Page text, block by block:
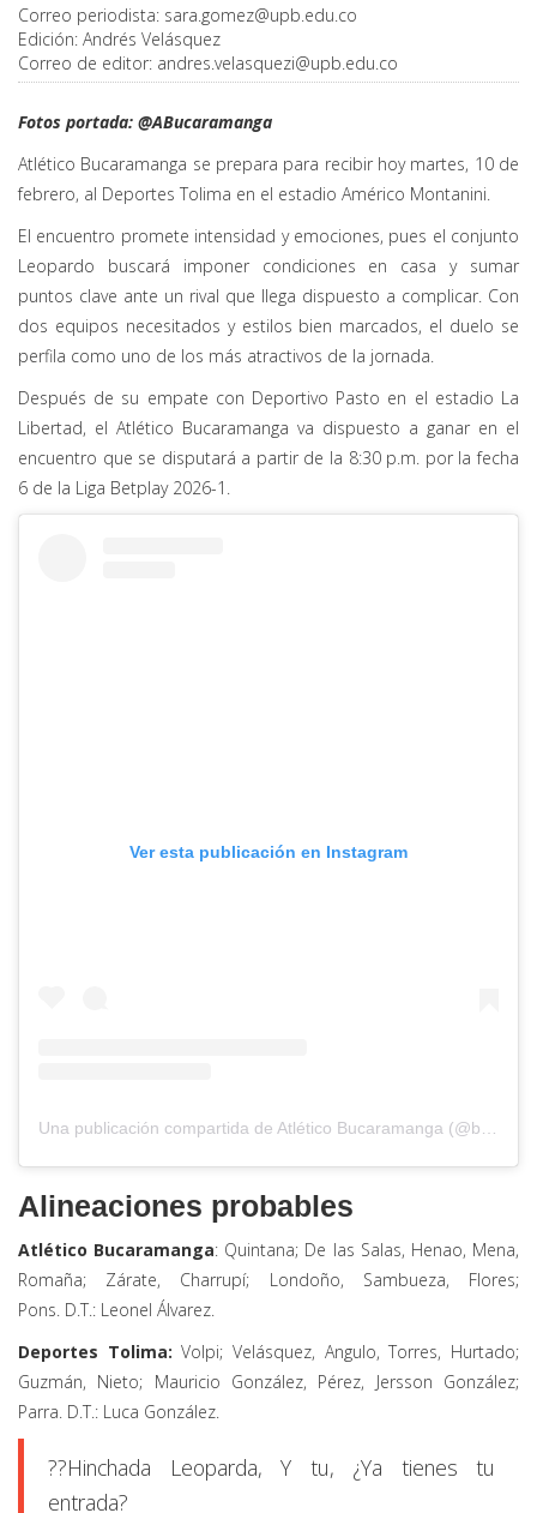
Correo periodista: sara.gomez@upb.edu.co
Edición: Andrés Velásquez
Correo de editor: andres.velasquezi@upb.edu.co
Fotos portada: @ABucaramanga
Atlético Bucaramanga se prepara para recibir hoy martes, 10 de
febrero, al Deportes Tolima en el estadio Américo Montanini.
El encuentro promete intensidad y emociones, pues el conjunto
Leopardo buscará imponer condiciones en casa y sumar
puntos clave ante un rival que llega dispuesto a complicar. Con
dos equipos necesitados y estilos bien marcados, el duelo se
perfila como uno de los más atractivos de la jornada.
Después de su empate con Deportivo Pasto en el estadio La
Libertad, el Atlético Bucaramanga va dispuesto a ganar en el
encuentro que se disputará a partir de la 8:30 p.m. por la fecha
6 de la Liga Betplay 2026-1.
Ver esta publicación en Instagram
Una publicación compartida de Atlético Bucaramanga (@bucaramangaoficial)
Alineaciones probables
Atlético Bucaramanga: Quintana; De las Salas, Henao, Mena,
Romaña; Zárate, Charrupí; Londoño, Sambueza, Flores;
Pons. D.T.: Leonel Álvarez.
Deportes Tolima: Volpi; Velásquez, Angulo, Torres, Hurtado;
Guzmán, Nieto; Mauricio González, Pérez, Jersson González;
Parra. D.T.: Luca González.
??Hinchada Leoparda, Y tu, ¿Ya tienes tu
entrada?